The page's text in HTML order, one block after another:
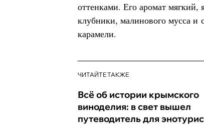
оттенками. Его аромат мягкий,
клубники, малинового мусса и
карамели.
ЧИТАЙТЕ ТАКЖЕ
Всё об истории крымского
виноделия: в свет вышел
путеводитель для